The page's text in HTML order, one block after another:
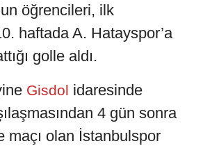
öğrencileri, ilk
haftada A. Hatayspor’a
golle aldı.
Gisdol idaresinde
4 gün sonra
maçı olan İstanbulspor